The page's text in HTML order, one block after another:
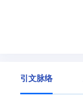
引文脉络